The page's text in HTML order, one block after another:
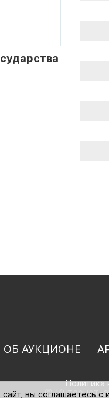
ОБ АУКЦИОНЕ
Политика
© Интернет-
вы соглашаетесь